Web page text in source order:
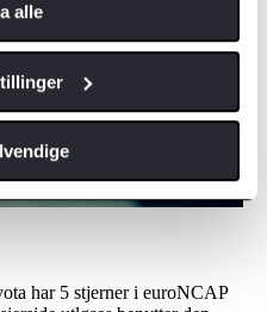
alle
har 5 stjerner i euroNCAP